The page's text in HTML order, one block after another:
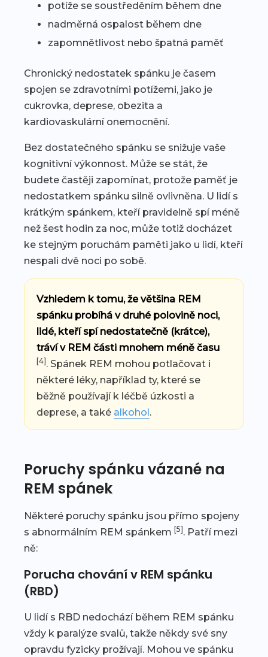
potíže se soustředěním během dne
nadměrná ospalost během dne
zapomnětlivost nebo špatná paměť
Chronický nedostatek spánku je časem
spojen se zdravotními potížemi, jako je
cukrovka, deprese, obezita a
kardiovaskulární onemocnění.
Bez dostatečného spánku se snižuje vaše
kognitivní výkonnost. Může se stát, že
budete častěji zapomínat, protože paměť je
nedostatkem spánku silně ovlivněna. U lidí s
krátkým spánkem, kteří pravidelně spí méně
než šest hodin za noc, může totiž docházet
ke stejným poruchám paměti jako u lidí, kteří
nespali dvě noci po sobě.
Vzhledem k tomu, že většina REM
spánku probíhá v druhé polovině noci,
lidé, kteří spí nedostatečně (krátce),
tráví v REM části mnohem méně času
[4] . Spánek REM mohou potlačovat i
některé léky, například ty, které se
běžně používají k léčbě úzkosti a
deprese, a také alkohol .
Poruchy spánku vázané na
REM spánek
Některé poruchy spánku jsou přímo spojeny
s abnormálním REM spánkem [5] . Patří mezi
ně:
Porucha chování v REM spánku
(RBD)
U lidí s RBD nedochází během REM spánku
vždy k paralýze svalů, takže někdy své sny
opravdu fyzicky prožívají. Mohou ve spánku